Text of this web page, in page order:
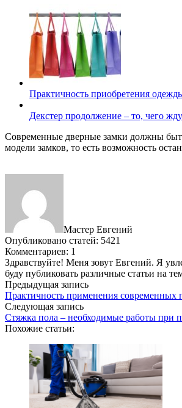
Практичность приобретения
Декстер продолжение – то, чего
Современные дверные замки должны
модели замков, то есть возможность
Мастер Евгений
Опубликовано статей: 5421
Комментариев: 1
Здравствуйте! Меня зовут Евгений. Я
буду публиковать различные статьи на
Предыдущая запись
Практичность применения современных
Следующая запись
Стяжка пола – необходимые работы при
Похожие статьи: